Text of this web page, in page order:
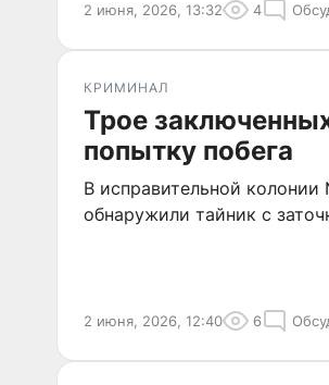
2 июня, 2026, 13:32 4
КРИМИНАЛ
Трое
попытку побега
В исправительной
обнаружили тайник с
2 июня, 2026, 12:40 6